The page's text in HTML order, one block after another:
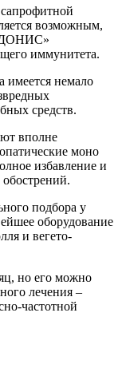
возможным,
иммунитета.
имеется немало
средств.
вполне
моно
избавление и
подбора у
оборудование
и вегето-
но его можно
лечения –
частотной